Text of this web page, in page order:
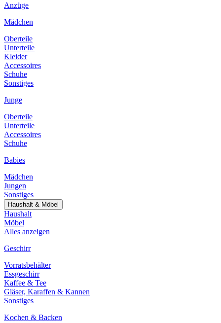
Anzüge
Mädchen
Oberteile
Unterteile
Kleider
Accessoires
Schuhe
Sonstiges
Junge
Oberteile
Unterteile
Accessoires
Schuhe
Babies
Mädchen
Jungen
Sonstiges
Haushalt & Möbel
Haushalt
Möbel
Alles anzeigen
Geschirr
Vorratsbehälter
Essgeschirr
Kaffee & Tee
Gläser, Karaffen & Kannen
Sonstiges
Kochen & Backen